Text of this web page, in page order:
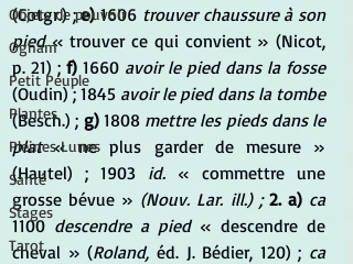
Objets de pouvoir
Ogham
Petit Peuple
Plantes
Pleines Lunes
Santé
Stages
Tarot
(Cotgr.) ; e) 1606 trouver chaussure à son
pied « trouver ce qui convient » (Nicot,
p. 21) ; f) 1660 avoir le pied dans la fosse
(Oudin) ; 1845 avoir le pied dans la tombe
(Besch.) ; g) 1808 mettre les pieds dans le
plat « ne plus garder de mesure »
(Hautel) ; 1903 id. « commettre une
grosse bévue » (Nouv. Lar. ill.) ; 2. a) ca
1100 descendre a pied « descendre de
cheval » (Roland, éd. J. Bédier, 120) ; ca